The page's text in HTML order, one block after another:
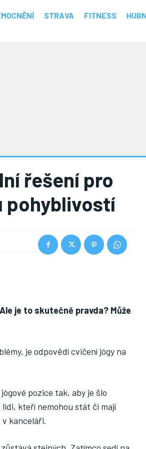
STRAVA FITNESS
řešení pro
pohyblivostí
je to skutečně pravda? Může
je odpovědí cvičení jógy na
pozice tak, aby je šlo
kteří nemohou stát či mají
kanceláři.